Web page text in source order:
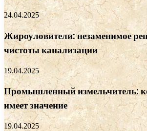
24.04.2025
Жироуловители: незаменимое
чистоты канализации
19.04.2025
Промышленный измельчитель:
имеет значение
19.04.2025